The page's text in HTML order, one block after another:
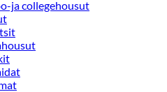
ja collegehousut